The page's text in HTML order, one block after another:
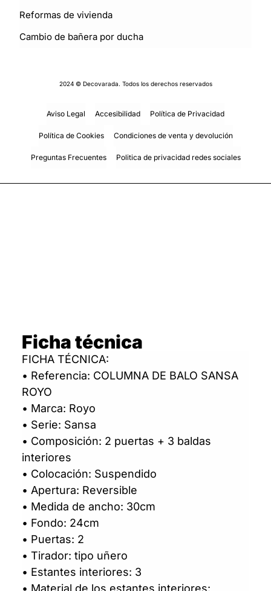
Reformas de vivienda
Cambio de bañera por ducha
Aviso Legal Accesibilidad Política de Privacidad
Política de Cookies Condiciones de venta y devolución
Preguntas Frecuentes Politica de privacidad redes sociales
2024 © Decovarada. Todos los derechos reservados
Ficha técnica
FICHA TÉCNICA:
• Referencia: COLUMNA DE BALO SANSA
ROYO
• Marca: Royo
• Serie: Sansa
• Composición: 2 puertas + 3 baldas
interiores
• Colocación: Suspendido
• Apertura: Reversible
• Medida de ancho: 30cm
• Fondo: 24cm
• Puertas: 2
• Tirador: tipo uñero
• Estantes interiores: 3